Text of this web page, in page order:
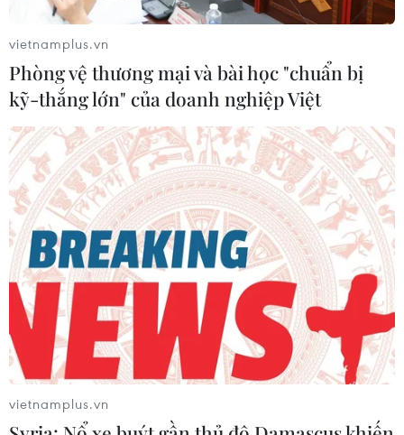
TIN LIÊN QUAN
vietnamplus.vn
Phòng vệ thương mại và bài học "chuẩn bị
kỹ-thắng lớn" của doanh nghiệp Việt
vietnamplus.vn